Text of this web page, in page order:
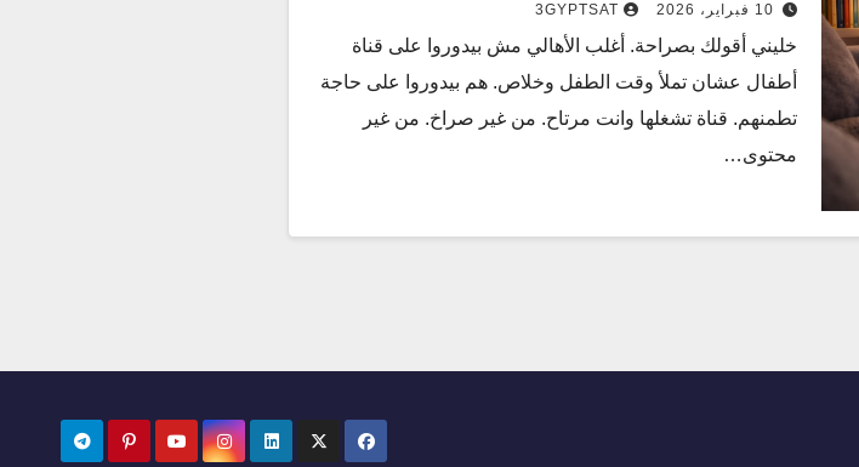
10 فبراير، 2026 3GYPTSAT
خليني أقولك بصراحة. أغلب الأهالي مش بيدوروا على قناة
أطفال عشان تملأ وقت الطفل وخلاص. هم بيدوروا على حاجة
تطمنهم. قناة تشغلها وانت مرتاح. من غير صراخ. من غير
محتوى…